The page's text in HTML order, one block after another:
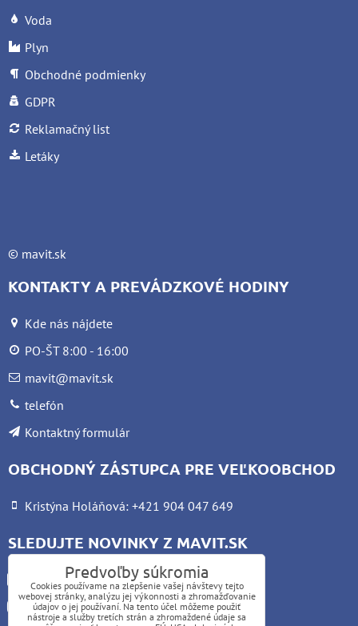
Voda
Plyn
Obchodné podmienky
GDPR
Reklamačný list
Letáky
© mavit.sk
KONTAKTY A PREVÁDZKOVÉ HODINY
Kde nás nájdete
PO-ŠT 8:00 - 16:00
mavit@mavit.sk
telefón
Kontaktný formulár
OBCHODNÝ ZÁSTUPCA PRE VEĽKOOBCHOD
Kristýna Holáňová: +421 904 047 649
SLEDUJTE NOVINKY Z MAVIT.SK
Facebook
Instagram
Predvoľby súkromia
Cookies používame na zlepšenie vašej návštevy tejto
webovej stránky, analýzu jej výkonnosti a zhromažďovanie
údajov o jej používaní. Na tento účel môžeme použiť
nástroje a služby tretích strán a zhromaždené údaje sa